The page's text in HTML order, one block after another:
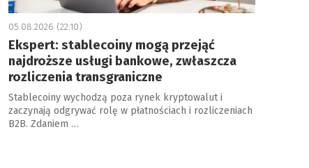
05.08.2026 (22:10)
Ekspert: stablecoiny mogą przejąć
najdroższe usługi bankowe, zwłaszcza
rozliczenia transgraniczne
Stablecoiny wychodzą poza rynek kryptowalut i
zaczynają odgrywać rolę w płatnościach i rozliczeniach
B2B. Zdaniem …